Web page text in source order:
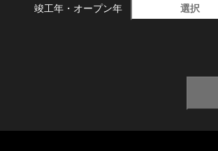
竣工年・ オープン年 選択